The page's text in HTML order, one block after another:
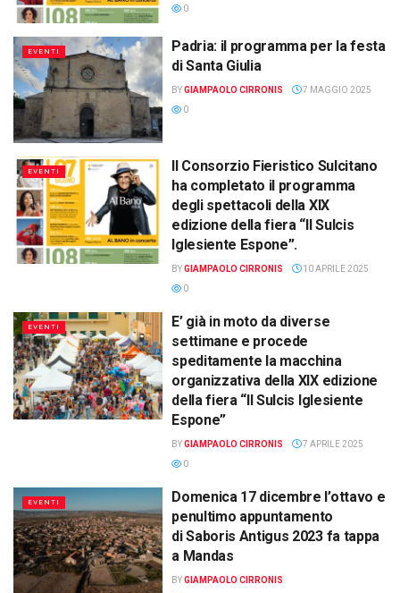
0
EVENTI
Padria: il programma per la festa
di Santa Giulia
BYGIAMPAOLO CIRRONIS
7 MAGGIO 2025
0
EVENTI
Il Consorzio Fieristico Sulcitano
ha completato il programma
degli spettacoli della XIX
edizione della fiera “Il Sulcis
Iglesiente Espone”.
BYGIAMPAOLO CIRRONIS
10 APRILE 2025
0
EVENTI
E’ già in moto da diverse
settimane e procede
speditamente la macchina
organizzativa della XIX edizione
della fiera “Il Sulcis Iglesiente
Espone”
BYGIAMPAOLO CIRRONIS
7 APRILE 2025
0
EVENTI
Domenica 17 dicembre l’ottavo e
penultimo appuntamento
di Saboris Antigus 2023 fa tappa
a Mandas
BYGIAMPAOLO CIRRONIS